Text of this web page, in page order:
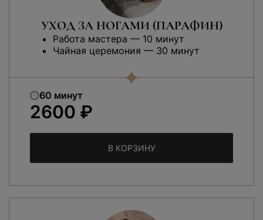
УХОД ЗА НОГАМИ (ПАРАФИН)
Работа мастера — 10 минут
Чайная церемония — 30 минут
60 минут
2600 ₽
В КОРЗИНУ